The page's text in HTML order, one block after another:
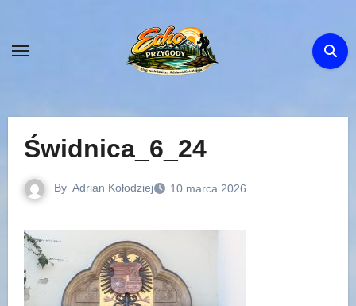
content
Świdnica_6_24
By Adrian Kołodziej 10 marca 2026